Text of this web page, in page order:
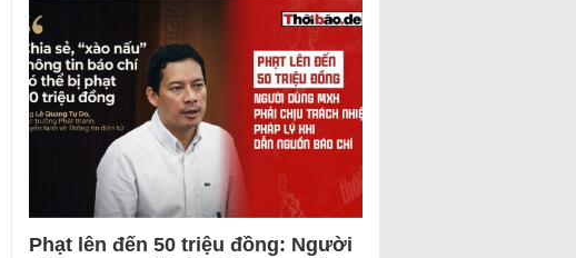
Phạt lên đến 50 triệu đồng: Người